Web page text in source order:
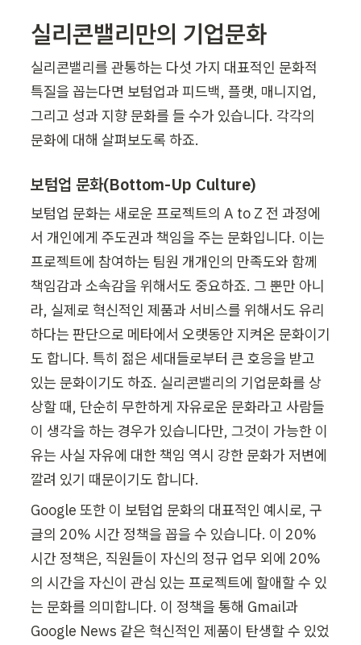
실리콘밸리만의 기업문화
실리콘밸리를 관통하는 다섯 가지 대표적인 문화적
특질을 꼽는다면 보텀업과 피드백, 플랫, 매니지업,
그리고 성과 지향 문화를 들 수가 있습니다. 각각의
문화에 대해 살펴보도록 하죠.
보텀업 문화(Bottom-Up Culture)
보텀업 문화는 새로운 프로젝트의 A to Z 전 과정에
서 개인에게 주도권과 책임을 주는 문화입니다. 이는
프로젝트에 참여하는 팀원 개개인의 만족도와 함께
책임감과 소속감을 위해서도 중요하죠. 그 뿐만 아니
라, 실제로 혁신적인 제품과 서비스를 위해서도 유리
하다는 판단으로 메타에서 오랫동안 지켜온 문화이기
도 합니다. 특히 젊은 세대들로부터 큰 호응을 받고
있는 문화이기도 하죠. 실리콘밸리의 기업문화를 상
상할 때, 단순히 무한하게 자유로운 문화라고 사람들
이 생각을 하는 경우가 있습니다만, 그것이 가능한 이
유는 사실 자유에 대한 책임 역시 강한 문화가 저변에
깔려 있기 때문이기도 합니다.
Google 또한 이 보텀업 문화의 대표적인 예시로, 구
글의 20% 시간 정책을 꼽을 수 있습니다. 이 20%
시간 정책은, 직원들이 자신의 정규 업무 외에 20%
의 시간을 자신이 관심 있는 프로젝트에 할애할 수 있
는 문화를 의미합니다. 이 정책을 통해 Gmail과
Google News 같은 혁신적인 제품이 탄생할 수 있었